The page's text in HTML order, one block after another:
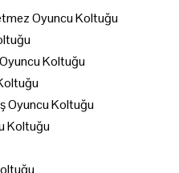
Oyuncu Koltuğu
Koltuğu
Oyuncu Koltuğu
Koltuğu